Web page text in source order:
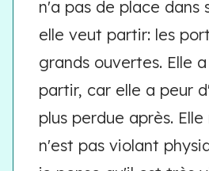
n'a pas de place dans
elle veut partir: les
grands ouvertes. Elle
partir, car elle a peur
plus perdue après.
n'est pas violant